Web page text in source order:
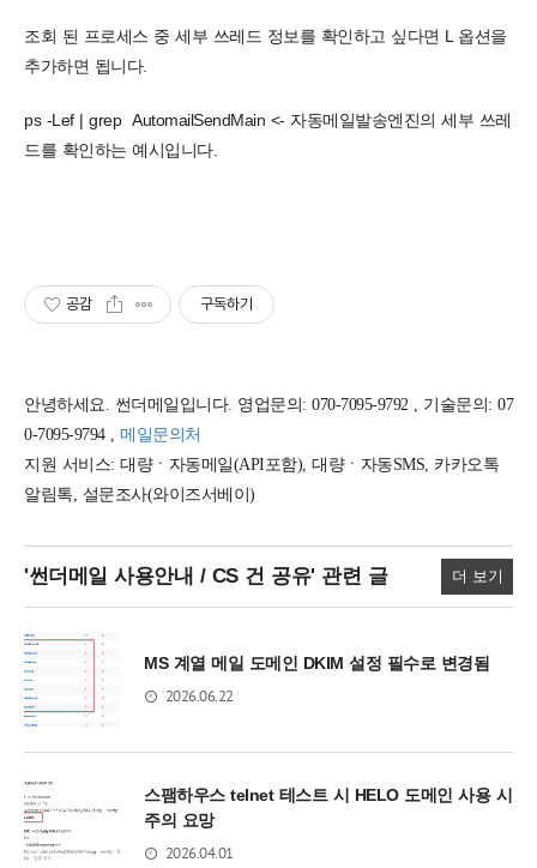
조회 된 프로세스 중 세부 쓰레드 정보를 확인하고 싶다면 L 옵션을
추가하면 됩니다.
ps -Lef | grep AutomailSendMain <- 자동메일발송엔진의 세부 쓰레
드를 확인하는 예시입니다.
공감 구독하기
안녕하세요. 썬더메일입니다. 영업문의: 070-7095-9792 , 기술문의: 07
0-7095-9794 , 메일문의처
지원 서비스: 대량ㆍ자동메일(API포함), 대량ㆍ자동SMS, 카카오톡
알림톡, 설문조사(와이즈서베이)
'썬더메일 사용안내 / CS 건 공유'관련 글 더 보기
MS 계열 메일 도메인 DKIM 설정 필수로 변경됨
2026.06.22
스팸하우스 telnet 테스트 시 HELO 도메인 사용 시
주의 요망
2026.04.01